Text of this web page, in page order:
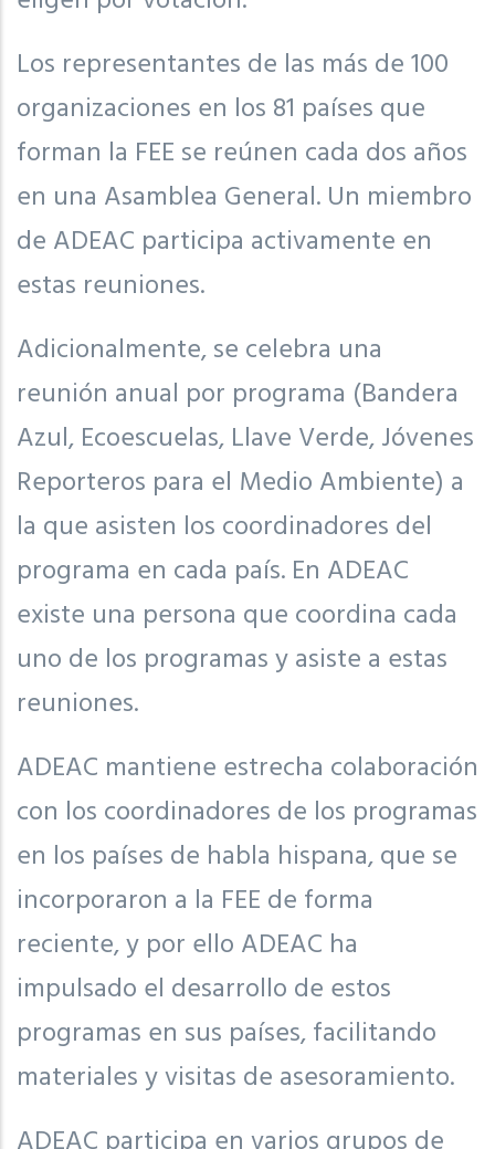
Los representantes de las más de 100
organizaciones en los 81 países que
forman la FEE se reúnen cada dos años
en una Asamblea General. Un miembro
de ADEAC participa activamente en
estas reuniones.
Adicionalmente, se celebra una
reunión anual por programa (Bandera
Azul, Ecoescuelas, Llave Verde, Jóvenes
Reporteros para el Medio Ambiente) a
la que asisten los coordinadores del
programa en cada país. En ADEAC
existe una persona que coordina cada
uno de los programas y asiste a estas
reuniones.
ADEAC mantiene estrecha colaboración
con los coordinadores de los programas
en los países de habla hispana, que se
incorporaron a la FEE de forma
reciente, y por ello ADEAC ha
impulsado el desarrollo de estos
programas en sus países, facilitando
materiales y visitas de asesoramiento.